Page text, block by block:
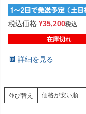
税込価格 ¥35,200税込
在庫切れ
詳細を見る
並び替え 価格が安い順